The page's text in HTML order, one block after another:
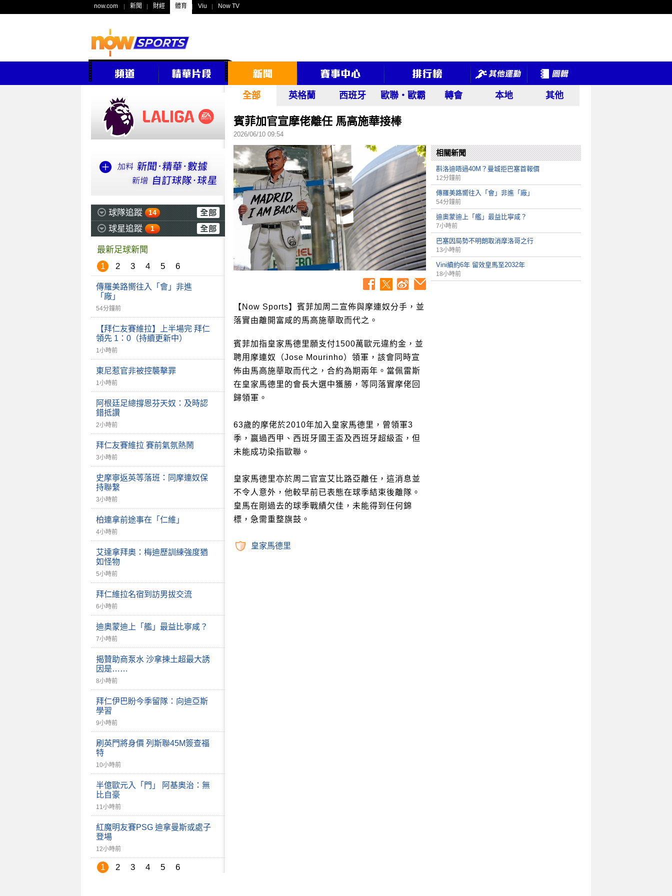
now.com 新聞 財經 體育 Viu Now TV
球隊追蹤 14
球星追蹤 1
最新足球新聞
1
2 3 4 5 6
傳羅美路嚮往入「會」非進
「廠」
54分鐘前
【拜仁友賽維拉】上半場完 拜仁
領先 1：0（持續更新中）
1小時前
東尼惹官非被控襲擊罪
1小時前
阿根廷足總撐恩芬天奴：及時認
錯抵讚
2小時前
拜仁友賽維拉 賽前氣氛熱鬧
3小時前
史摩寧返英等落班：同摩連奴保
持聯繫
3小時前
柏連拿前途事在「仁維」
4小時前
艾達拿拜奧：梅迪歷訓練強度猶
如怪物
5小時前
拜仁維拉名宿到訪男拔交流
6小時前
迪奧蒙迪上「艦」最益比寧咸？
7小時前
揭贊助商泵水 沙拿揀土超最大誘
因是……
8小時前
拜仁伊巴盼今季留隊：向迪亞斯
學習
9小時前
刷英門將身價 列斯聯45M簽查福
特
10小時前
半億歐元入「門」 阿基奧治：無
比自豪
11小時前
紅魔明友賽PSG 迪拿曼斯或處子
登場
12小時前
1 2 3 4 5 6
全部 英格蘭 西班牙 歐聯‧歐霸 轉會 本地 其他
賓菲加官宣摩佬離任 馬高施華接棒
2026/06/10 09:54
【Now Sports】賓菲加周二宣佈與摩連奴分手，並
落實由離開富咸的馬高施華取而代之。
賓菲加指皇家馬德里願支付1500萬歐元違約金，並
聘用摩連奴（Jose Mourinho）領軍，該會同時宣
佈由馬高施華取而代之，合約為期兩年。當佩雷斯
在皇家馬德里的會長大選中獲勝，等同落實摩佬回
歸領軍。
63歲的摩佬於2010年加入皇家馬德里，曾領軍3
季，贏過西甲、西班牙國王盃及西班牙超級盃，但
未能成功染指歐聯。
皇家馬德里亦於周二官宣艾比路亞離任，這消息並
不令人意外，他較早前已表態在球季結束後離隊。
皇馬在剛過去的球季戰績欠佳，未能得到任何錦
標，急需重整旗鼓。
皇家馬德里
相關新聞
斟洛迪唔過40M？曼城拒巴塞首報價
12分鐘前
傳羅美路嚮往入「會」非進「廠」
54分鐘前
迪奧蒙迪上「艦」最益比寧咸？
7小時前
巴塞因局勢不明朗取消摩洛哥之行
13小時前
Vini續約6年 留效皇馬至2032年
18小時前